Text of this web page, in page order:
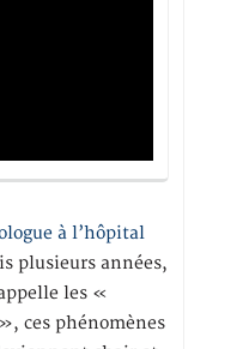
à l’hôpital
plusieurs années,
les «
ces phénomènes